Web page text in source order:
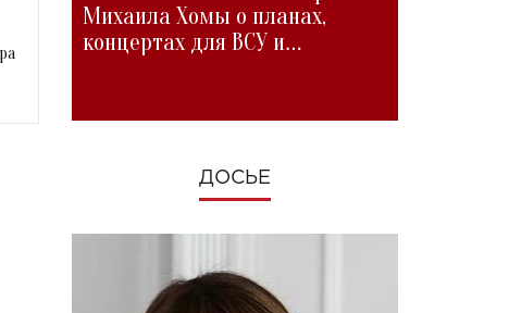
Михаила Хомы о планах,
концертах для ВСУ и
ДОСЬЕ